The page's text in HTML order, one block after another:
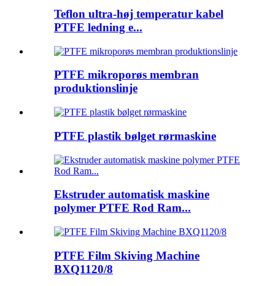
Teflon ultra-høj temperatur kabel
PTFE ledning e...
PTFE mikroporøs membran
produktionslinje
PTFE plastik bølget rørmaskine
Ekstruder automatisk maskine
polymer PTFE Rod Ram...
PTFE Film Skiving Machine
BXQ1120/8